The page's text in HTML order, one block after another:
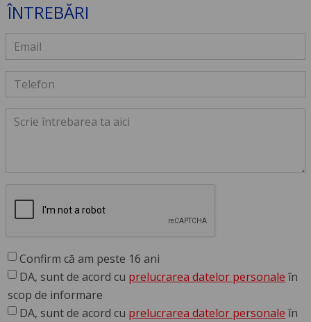
ÎNTREBĂRI
Confirm că am peste 16 ani
DA, sunt de acord cu prelucrarea datelor personale în
scop de informare
DA, sunt de acord cu prelucrarea datelor personale în